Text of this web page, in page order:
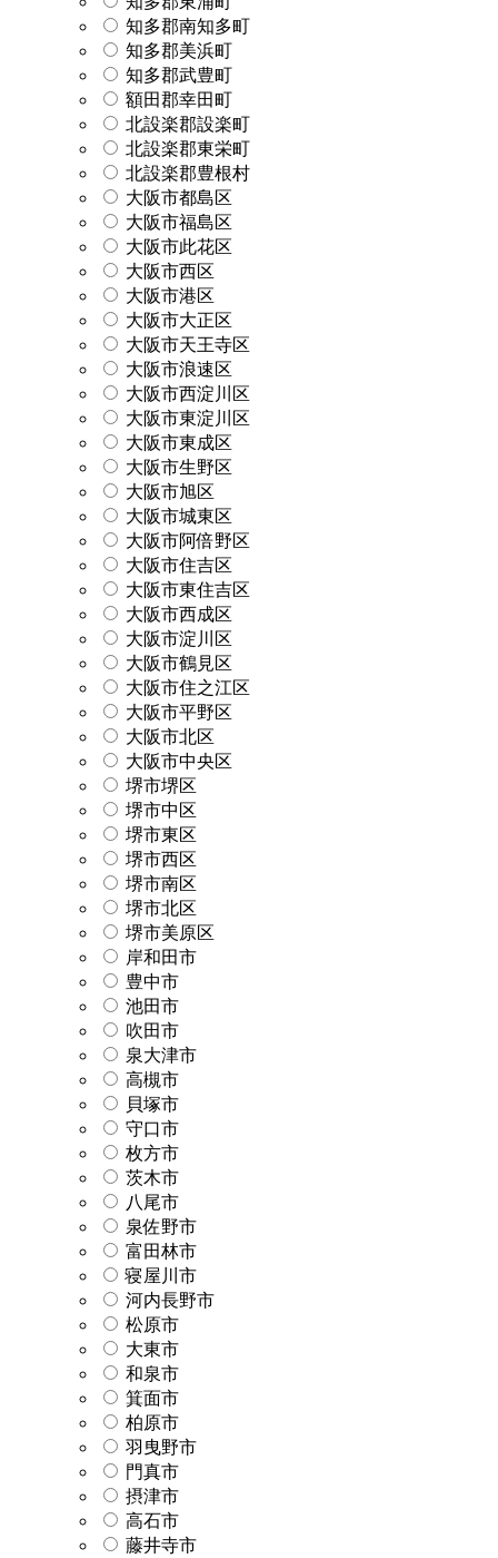
知多郡南知多町
知多郡美浜町
知多郡武豊町
額田郡幸田町
北設楽郡設楽町
北設楽郡東栄町
北設楽郡豊根村
大阪市都島区
大阪市福島区
大阪市此花区
大阪市西区
大阪市港区
大阪市大正区
大阪市天王寺区
大阪市浪速区
大阪市西淀川区
大阪市東淀川区
大阪市東成区
大阪市生野区
大阪市旭区
大阪市城東区
大阪市阿倍野区
大阪市住吉区
大阪市東住吉区
大阪市西成区
大阪市淀川区
大阪市鶴見区
大阪市住之江区
大阪市平野区
大阪市北区
大阪市中央区
堺市堺区
堺市中区
堺市東区
堺市西区
堺市南区
堺市北区
堺市美原区
岸和田市
豊中市
池田市
吹田市
泉大津市
高槻市
貝塚市
守口市
枚方市
茨木市
八尾市
泉佐野市
富田林市
寝屋川市
河内長野市
松原市
大東市
和泉市
箕面市
柏原市
羽曳野市
門真市
摂津市
高石市
藤井寺市